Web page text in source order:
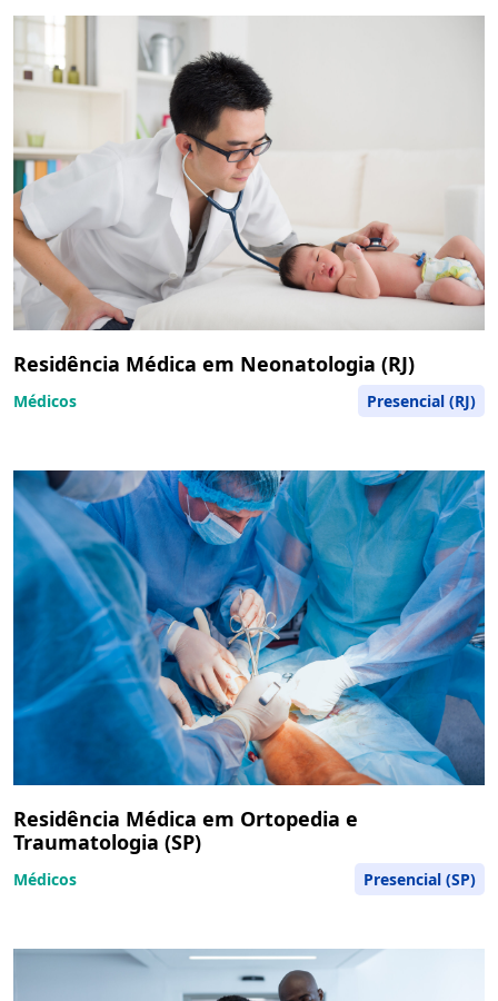
Residência Médica em Neonatologia (RJ)
Médicos Presencial (RJ)
Residência Médica em Ortopedia e
Traumatologia (SP)
Médicos Presencial (SP)